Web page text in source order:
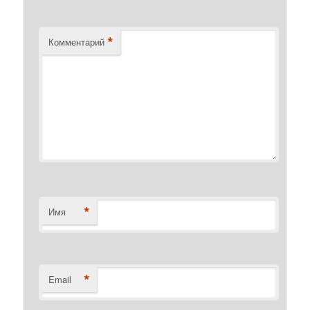
Комментарий *
Имя *
Email *